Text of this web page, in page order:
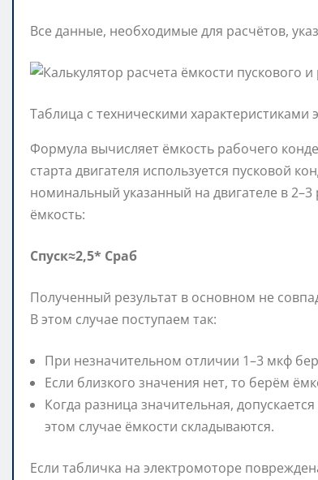
Все данные, необходимые для расчётов,
Таблица с техническими характеристиками
Формула вычисляет ёмкость рабочего
старта двигателя используется пусковой
номинальный указанный на двигателе в
ёмкость:
Cпуск≈2,5* Cраб
Полученный результат в основном не
В этом случае поступаем так:
При незначительном отличии 1–3 мкф
Если близкого значения нет, то берём
Когда разница значительная,
этом случае ёмкости складываются.
Если табличка на электромоторе